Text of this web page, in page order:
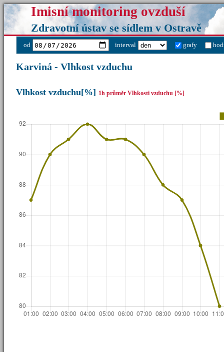
Imisní monitoring ovzduší
Zdravotní ústav se sídlem v Ostravě
od interval grafy
Karviná - Vlhkost vzduchu
Vlhkost vzduchu[%] 1h průměr Vlhkosti vzduchu [%]